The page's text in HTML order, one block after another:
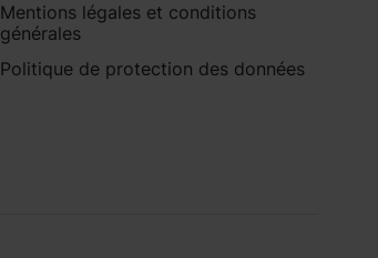
Mentions légales et conditions
générales
Politique de protection des données